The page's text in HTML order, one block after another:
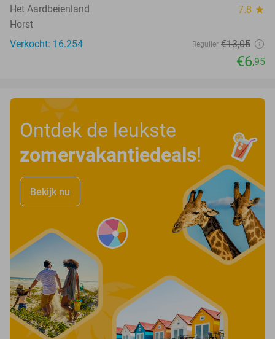
Het Aardbeienland 7.8 star
Horst
Verkocht: 16.254
Regulier €13,05
€6,95
Ontdek de leukste
zomervakantiedeals!
Bekijk nu